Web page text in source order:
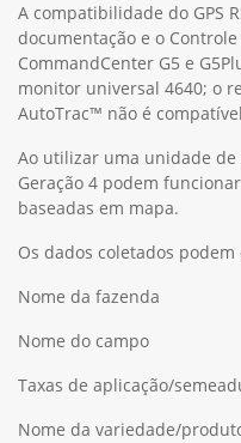
A compatibilidade do GPS
documentação e o
CommandCenter G5 e
monitor universal 4640; o
AutoTrac™ não é
Ao utilizar uma unidade de
Geração 4 podem
baseadas em mapa.
Os dados coletados podem
Nome da fazenda
Nome do campo
Taxas de aplicação/
Nome da variedade/